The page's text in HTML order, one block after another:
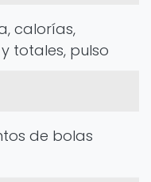
calorías,
totales, pulso
de bolas